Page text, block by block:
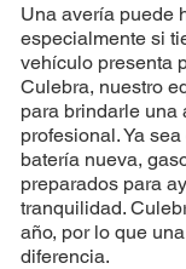
Una avería puede
especialmente si
vehículo presenta
Culebra, nuestro
para brindarle una
profesional. Ya
batería nueva,
preparados para
tranquilidad.
año, por lo que
diferencia.